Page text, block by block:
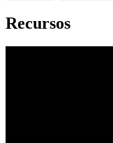
Recursos